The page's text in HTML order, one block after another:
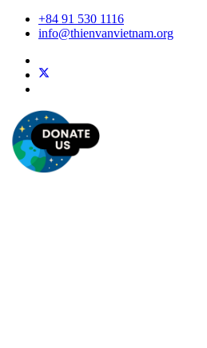
+84 91 530 1116
info@thienvanvietnam.org